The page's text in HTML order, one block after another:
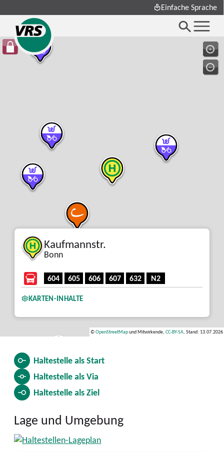
Einfache Sprache
Kaufmannstr.
Bonn
604 605 606 607 632 N2
KARTEN-INHALTE
©OpenStreetMapund Mitwirkende, CC-BY-SA, Stand: 13.07.2026
Haltestelle alsStart
Haltestelle alsVia
Haltestelle alsZiel
Lage und Umgebung